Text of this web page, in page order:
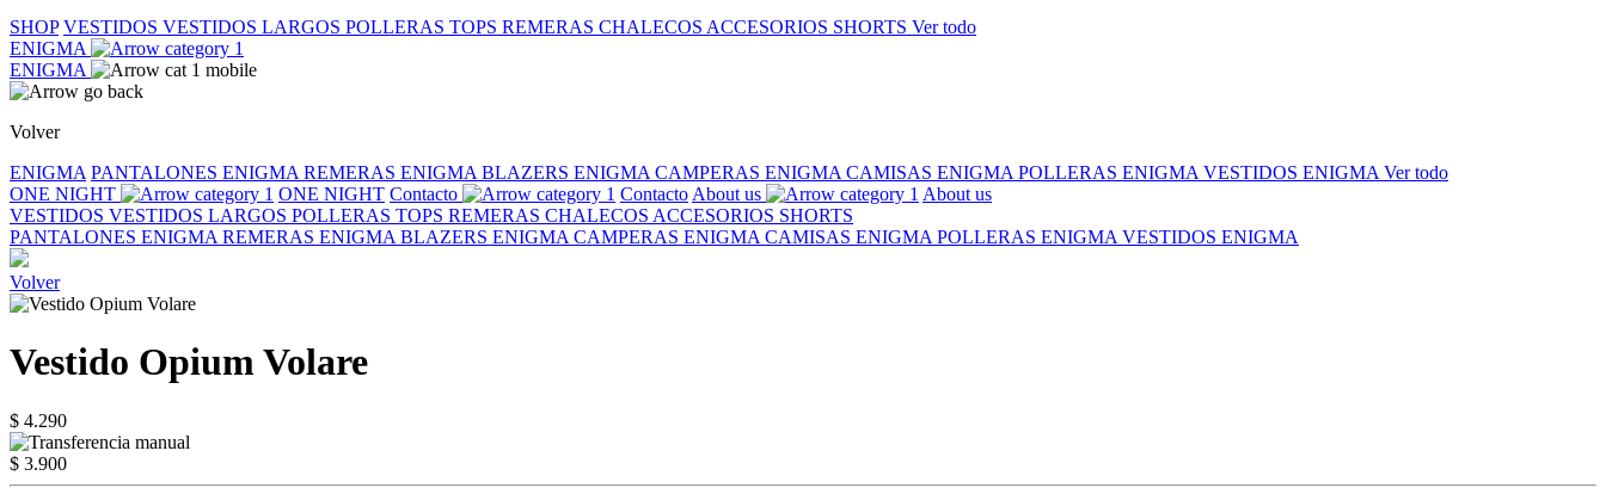
SHOP VESTIDOS VESTIDOS LARGOS POLLERAS TOPS REMERAS CHALECOS ACCESORIOS SHORTS Ver todo
ENIGMA
ENIGMA
Volver
ENIGMA PANTALONES ENIGMA REMERAS ENIGMA BLAZERS ENIGMA CAMPERAS ENIGMA CAMISAS ENIGMA POLLERAS ENIGMA VESTIDOS ENIGMA Ver todo
ONE NIGHT
ONE NIGHT Contacto Contacto About us
About us
VESTIDOS VESTIDOS LARGOS POLLERAS TOPS REMERAS CHALECOS ACCESORIOS SHORTS
PANTALONES ENIGMA REMERAS ENIGMA BLAZERS ENIGMA CAMPERAS ENIGMA CAMISAS ENIGMA POLLERAS ENIGMA VESTIDOS ENIGMA
Volver
Vestido Opium Volare
$ 4.290
$ 3.900